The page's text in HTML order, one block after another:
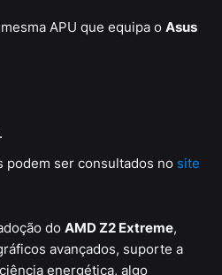
APU que equipa o Asus
podem ser consultados no site
do AMD Z2 Extreme,
avançados, suporte a
energética, algo